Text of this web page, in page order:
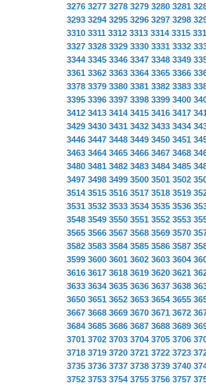
3276 3277 3278 3279 3280 3281
3293 3294 3295 3296 3297 3298
3310 3311 3312 3313 3314 3315
3327 3328 3329 3330 3331 3332
3344 3345 3346 3347 3348 3349
3361 3362 3363 3364 3365 3366
3378 3379 3380 3381 3382 3383
3395 3396 3397 3398 3399 3400
3412 3413 3414 3415 3416 3417
3429 3430 3431 3432 3433 3434
3446 3447 3448 3449 3450 3451
3463 3464 3465 3466 3467 3468
3480 3481 3482 3483 3484 3485
3497 3498 3499 3500 3501 3502
3514 3515 3516 3517 3518 3519
3531 3532 3533 3534 3535 3536
3548 3549 3550 3551 3552 3553
3565 3566 3567 3568 3569 3570
3582 3583 3584 3585 3586 3587
3599 3600 3601 3602 3603 3604
3616 3617 3618 3619 3620 3621
3633 3634 3635 3636 3637 3638
3650 3651 3652 3653 3654 3655
3667 3668 3669 3670 3671 3672
3684 3685 3686 3687 3688 3689
3701 3702 3703 3704 3705 3706
3718 3719 3720 3721 3722 3723
3735 3736 3737 3738 3739 3740
3752 3753 3754 3755 3756 3757